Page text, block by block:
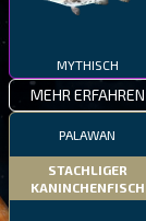
MYTHISCH
MEHR ERFAHREN
PALAWAN
STACHLIGER
KANINCHENFISCH